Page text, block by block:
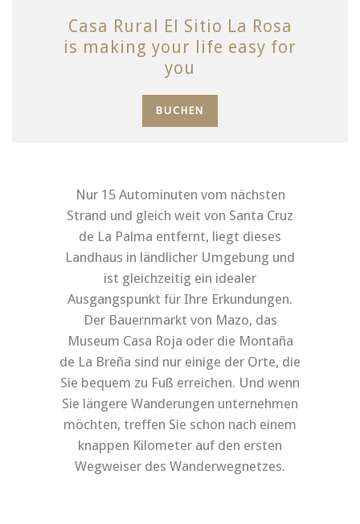
Casa Rural El Sitio La Rosa
is making your life easy for
you
BUCHEN
Nur 15 Autominuten vom nächsten
Strand und gleich weit von Santa Cruz
de La Palma entfernt, liegt dieses
Landhaus in ländlicher Umgebung und
ist gleichzeitig ein idealer
Ausgangspunkt für Ihre Erkundungen.
Der Bauernmarkt von Mazo, das
Museum Casa Roja oder die Montaña
de La Breña sind nur einige der Orte, die
Sie bequem zu Fuß erreichen. Und wenn
Sie längere Wanderungen unternehmen
möchten, treffen Sie schon nach einem
knappen Kilometer auf den ersten
Wegweiser des Wanderwegnetzes.